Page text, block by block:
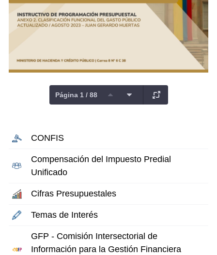
Página 1 / 88
CONFIS
Compensación del Impuesto Predial
Unificado
Cifras Presupuestales
Temas de Interés
GFP - Comisión Intersectorial de
Información para la Gestión Financiera